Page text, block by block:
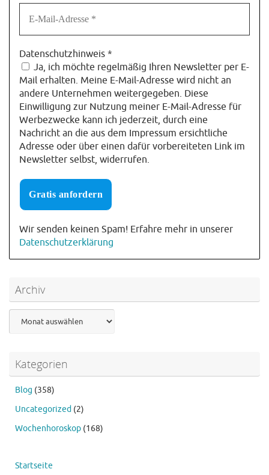
Datenschutzhinweis *
Ja, ich möchte regelmäßig Ihren Newsletter per E-
Mail erhalten. Meine E-Mail-Adresse wird nicht an
andere Unternehmen weitergegeben. Diese
Einwilligung zur Nutzung meiner E-Mail-Adresse für
Werbezwecke kann ich jederzeit, durch eine
Nachricht an die aus dem Impressum ersichtliche
Adresse oder über einen dafür vorbereiteten Link im
Newsletter selbst, widerrufen.
Wir senden keinen Spam! Erfahre mehr in unserer
Datenschutzerklärung
Archiv
Kategorien
Blog (358)
Uncategorized (2)
Wochenhoroskop (168)
Startseite